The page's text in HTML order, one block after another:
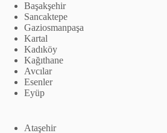
Başakşehir
Sancaktepe
Gaziosmanpaşa
Kartal
Kadıköy
Kağıthane
Avcılar
Esenler
Eyüp
Ataşehir